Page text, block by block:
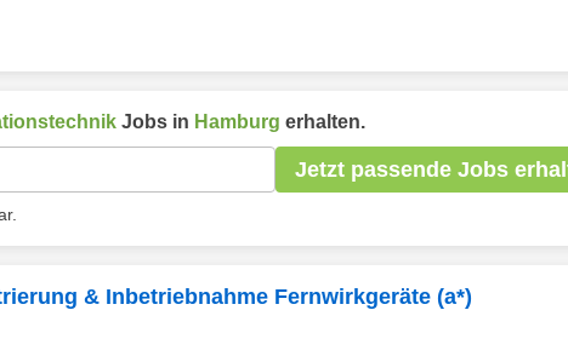
Jobs in Hamburg erhalten.
Jetzt passende Jobs
& Inbetriebnahme Fernwirkgeräte (a*)